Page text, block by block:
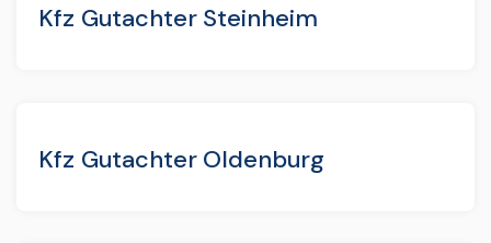
Kfz Gutachter Steinheim
Kfz Gutachter Oldenburg